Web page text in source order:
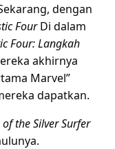
dengan
FourDi dalam
Four: Langkah
akhirnya
Marvel”
dapatkan.
the Silver Surfer